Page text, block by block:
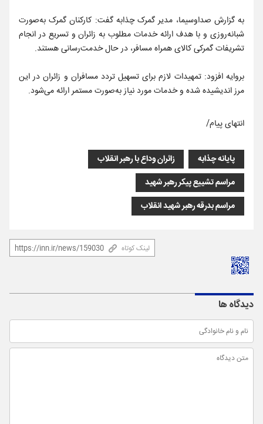
به گزارش صداوسیما، مدیر گمرک چذابه گفت: کارکنان گمرک به‌صورت
شبانه‌روزی و با هدف ارائه خدمات مطلوب به زائران و تسریع در انجام
تشریفات گمرکی کالای همراه مسافر، در حال خدمت‌رسانی هستند.
بروایه افزود: تمهیدات لازم برای تسهیل تردد مسافران و زائران در این
مرز اندیشیده شده و خدمات مورد نیاز به‌صورت مستمر ارائه می‌شود.
انتهای پیام/
پایانه چذابه
زائران وداع با رهبر انقلاب
مراسم تشییع پیکر رهبر شهید
مراسم بدرقه رهبر شهید انقلاب
لینک کوتاه
دیدگاه ها